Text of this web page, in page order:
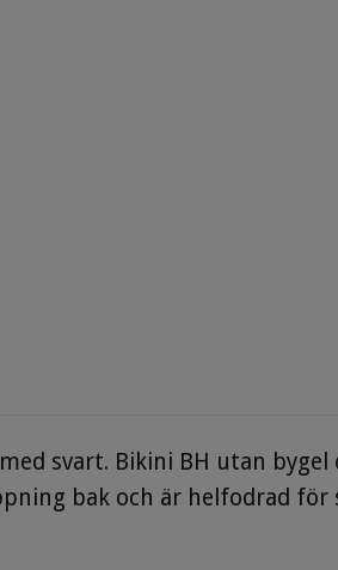
svart. Bikini BH utan bygel
bak och är helfodrad för